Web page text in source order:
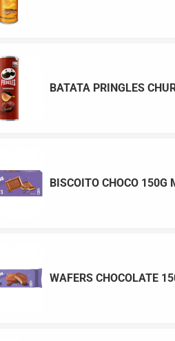
BATATA PRINGLES
BISCOITO CHOCO 150G
WAFERS CHOCOLATE